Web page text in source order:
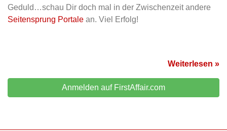
Geduld…schau Dir doch mal in der Zwischenzeit andere
Seitensprung Portale an. Viel Erfolg!
Weiterlesen »
Anmelden auf FirstAffair.com